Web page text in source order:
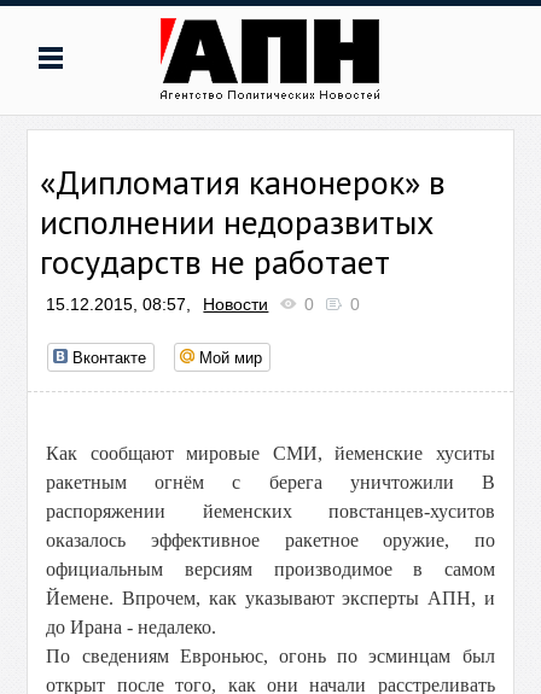
«Дипломатия канонерок» в
исполнении недоразвитых
государств не работает
15.12.2015, 08:57, Новости 0 0
Вконтакте Мой мир
Как сообщают мировые СМИ, йеменские хуситы
ракетным огнём с берега уничтожили В
распоряжении йеменских повстанцев-хуситов
оказалось эффективное ракетное оружие, по
официальным версиям производимое в самом
Йемене. Впрочем, как указывают эксперты АПН, и
до Ирана - недалеко.
По сведениям Евроньюс, огонь по эсминцам был
открыт после того, как они начали расстреливать